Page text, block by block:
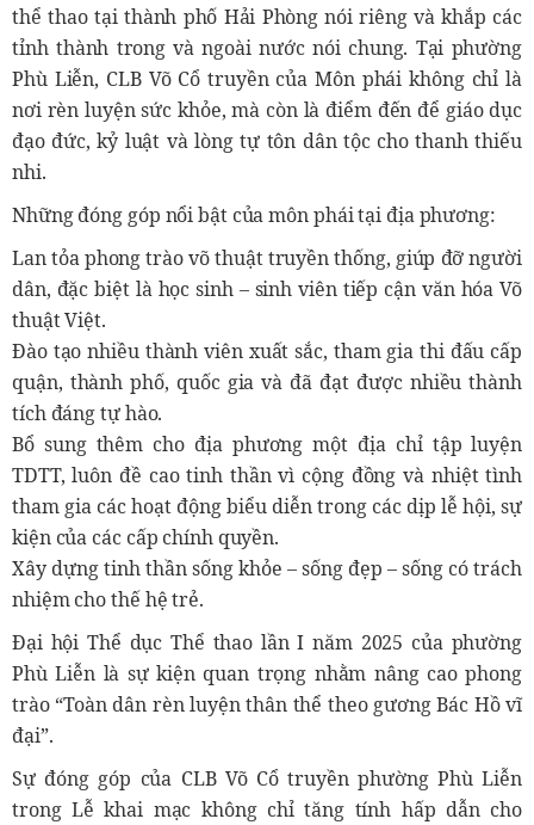
thể thao tại thành phố Hải Phòng nói riêng và khắp các
tỉnh thành trong và ngoài nước nói chung. Tại phường
Phù Liễn, CLB Võ Cổ truyền của Môn phái không chỉ là
nơi rèn luyện sức khỏe, mà còn là điểm đến để giáo dục
đạo đức, kỷ luật và lòng tự tôn dân tộc cho thanh thiếu
nhi.
Những đóng góp nổi bật của môn phái tại địa phương:
Lan tỏa phong trào võ thuật truyền thống, giúp đỡ người
dân, đặc biệt là học sinh – sinh viên tiếp cận văn hóa Võ
thuật Việt.
Đào tạo nhiều thành viên xuất sắc, tham gia thi đấu cấp
quận, thành phố, quốc gia và đã đạt được nhiều thành
tích đáng tự hào.
Bổ sung thêm cho địa phương một địa chỉ tập luyện
TDTT, luôn đề cao tinh thần vì cộng đồng và nhiệt tình
tham gia các hoạt động biểu diễn trong các dịp lễ hội, sự
kiện của các cấp chính quyền.
Xây dựng tinh thần sống khỏe – sống đẹp – sống có trách
nhiệm cho thế hệ trẻ.
Đại hội Thể dục Thể thao lần I năm 2025 của phường
Phù Liễn là sự kiện quan trọng nhằm nâng cao phong
trào “Toàn dân rèn luyện thân thể theo gương Bác Hồ vĩ
đại”.
Sự đóng góp của CLB Võ Cổ truyền phường Phù Liễn
trong Lễ khai mạc không chỉ tăng tính hấp dẫn cho